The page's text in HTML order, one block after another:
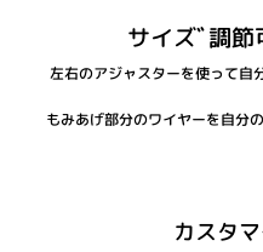
サイズﾞ調
左右のアジャスターを使って自
もみあげ部分のワイヤーを自分
カスタ